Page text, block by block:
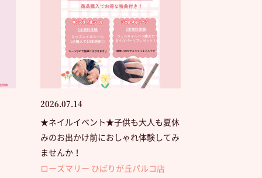
2026.07.14
★ネイルイベント★子供も大人も夏休
みのお出かけ前におしゃれ体験してみ
ませんか！
ローズマリー ひばりが丘パルコ店